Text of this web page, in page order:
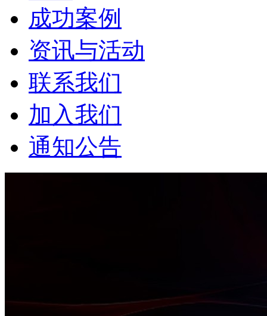
成功案例
资讯与活动
联系我们
加入我们
通知公告